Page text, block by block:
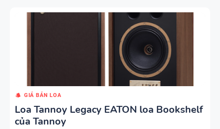
GIÁ BÁN LOA
Loa Tannoy Legacy EATON loa Bookshelf
của Tannoy